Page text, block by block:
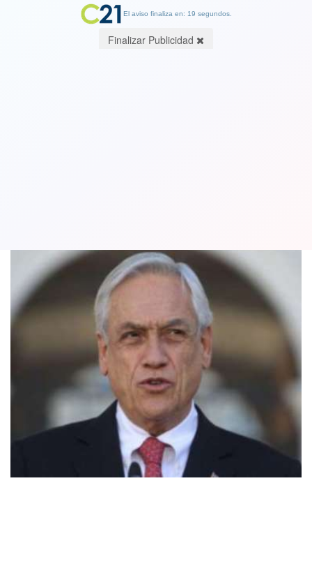
El aviso finaliza en: 19 segundos.
Finalizar Publicidad